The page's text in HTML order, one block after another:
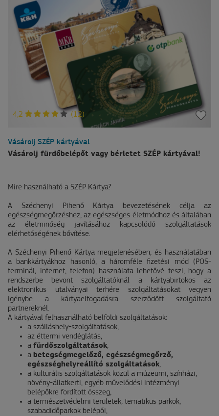
4,2 (12)
Vásárolj SZÉP kártyával
Vásárolj fürdőbelépőt vagy bérletet SZÉP kártyával!
Mire használható a SZÉP Kártya?
A Széchenyi Pihenő Kártya bevezetésének célja az
egészségmegőrzéshez, az egészséges életmódhoz és általában
az életminőség javításához kapcsolódó szolgáltatások
elérhetőségének bővítése.
A Széchenyi Pihenő Kártya megjelenésében, és használatában
a bankkártyákhoz hasonló, a háromféle fizetési mód (POS-
terminál, internet, telefon) használata lehetővé teszi, hogy a
rendszerbe bevont szolgáltatóknál a kártyabirtokos az
elektronikus utalványai terhére szolgáltatásokat vegyen
igénybe a kártyaelfogadásra szerződött szolgáltató
partnereknél.
A kártyával felhasználható belföldi szolgáltatások:
a szálláshely-szolgáltatások,
az éttermi vendéglátás,
a fürdőszolgáltatások,
a betegségmegelőző, egészségmegőrző,
egészséghelyreállító szolgáltatások,
a kulturális szolgáltatások közül a múzeumi, színházi,
növény-állatkerti, egyéb művelődési intézményi
belépőkre fordított összeg,
a természetvédelmi területek, tematikus parkok,
szabadidőparkok belépői,